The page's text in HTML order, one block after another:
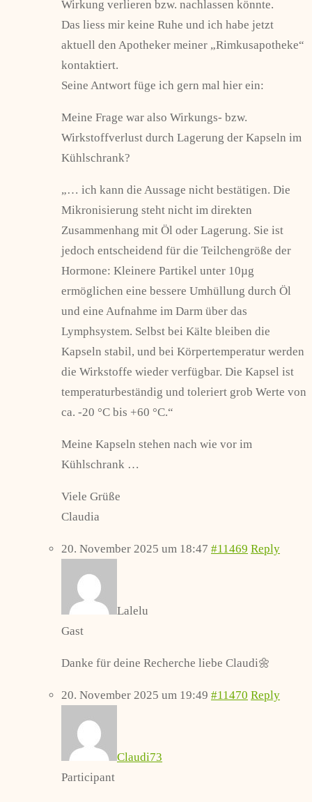
Wirkung verlieren bzw. nachlassen könnte.
Das liess mir keine Ruhe und ich habe jetzt
aktuell den Apotheker meiner „Rimkusapotheke“
kontaktiert.
Seine Antwort füge ich gern mal hier ein:
Meine Frage war also Wirkungs- bzw.
Wirkstoffverlust durch Lagerung der Kapseln im
Kühlschrank?
„… ich kann die Aussage nicht bestätigen. Die
Mikronisierung steht nicht im direkten
Zusammenhang mit Öl oder Lagerung. Sie ist
jedoch entscheidend für die Teilchengröße der
Hormone: Kleinere Partikel unter 10µg
ermöglichen eine bessere Umhüllung durch Öl
und eine Aufnahme im Darm über das
Lymphsystem. Selbst bei Kälte bleiben die
Kapseln stabil, und bei Körpertemperatur werden
die Wirkstoffe wieder verfügbar. Die Kapsel ist
temperaturbeständig und toleriert grob Werte von
ca. -20 °C bis +60 °C.“
Meine Kapseln stehen nach wie vor im
Kühlschrank …
Viele Grüße
Claudia
20. November 2025 um 18:47 #11469 Reply
Lalelu
Gast
Danke für deine Recherche liebe Claudi🌼
20. November 2025 um 19:49 #11470 Reply
Claudi73
Participant